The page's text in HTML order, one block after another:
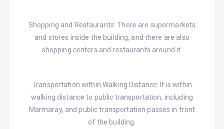
Shopping and Restaurants: There are supermarkets
and stores inside the building, and there are also
shopping centers and restaurants around it.
Transportation within Walking Distance: It is within
walking distance to public transportation, including
Marmaray, and public transportation passes in front
of the building.